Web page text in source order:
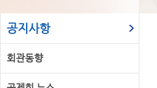
공지사항
회관동향